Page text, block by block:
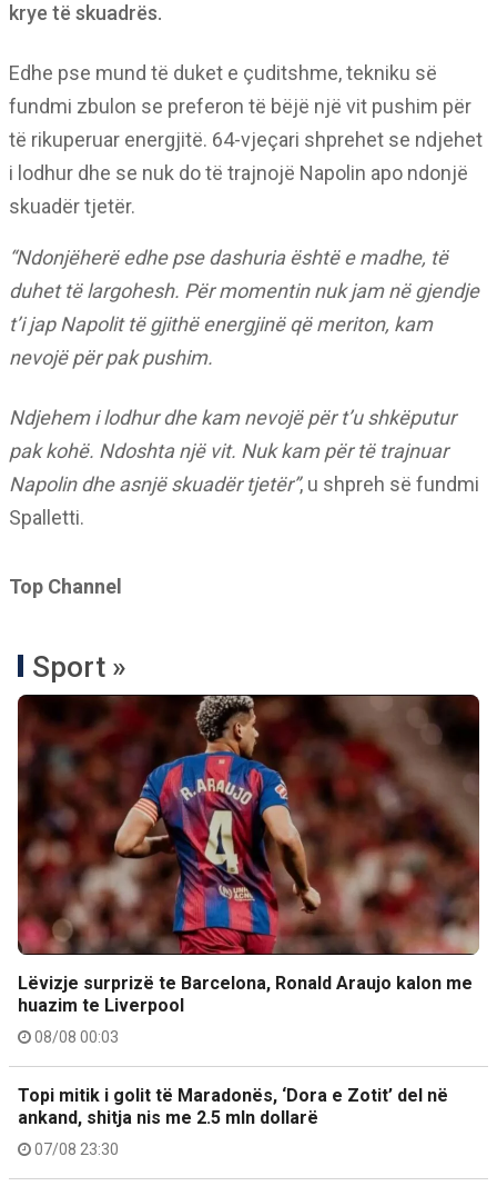
krye të skuadrës.
Edhe pse mund të duket e çuditshme, tekniku së
fundmi zbulon se preferon të bëjë një vit pushim për
të rikuperuar energjitë. 64-vjeçari shprehet se ndjehet
i lodhur dhe se nuk do të trajnojë Napolin apo ndonjë
skuadër tjetër.
“Ndonjëherë edhe pse dashuria është e madhe, të
duhet të largohesh. Për momentin nuk jam në gjendje
t’i jap Napolit të gjithë energjinë që meriton, kam
nevojë për pak pushim.
Ndjehem i lodhur dhe kam nevojë për t’u shkëputur
pak kohë. Ndoshta një vit. Nuk kam për të trajnuar
Napolin dhe asnjë skuadër tjetër”, u shpreh së fundmi
Spalletti.
Top Channel
Sport »
Lëvizje surprizë te Barcelona, Ronald Araujo kalon me
huazim te Liverpool
08/08 00:03
Topi mitik i golit të Maradonës, ‘Dora e Zotit’ del në
ankand, shitja nis me 2.5 mln dollarë
07/08 23:30